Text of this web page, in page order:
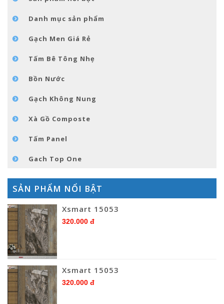
LIÊN HỆDanh mục sản phẩm
Gạch Men Giá Rẻ
Tấm Bê Tông Nhẹ
Bồn Nước
Gạch Không Nung
Xà Gồ Composte
Tấm Panel
Gach Top One
SẢN PHẨM NỔI BẬT
Xsmart 15053
320.000 đ
Xsmart 15053
320.000 đ